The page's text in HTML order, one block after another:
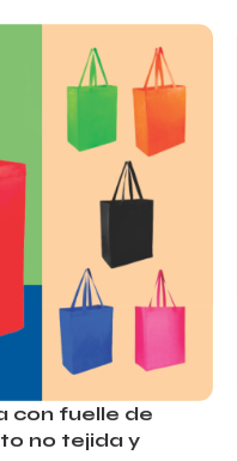
con fuelle de
no tejida y